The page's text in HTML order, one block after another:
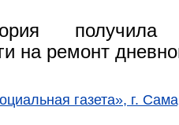
получила
на ремонт
газета», г.